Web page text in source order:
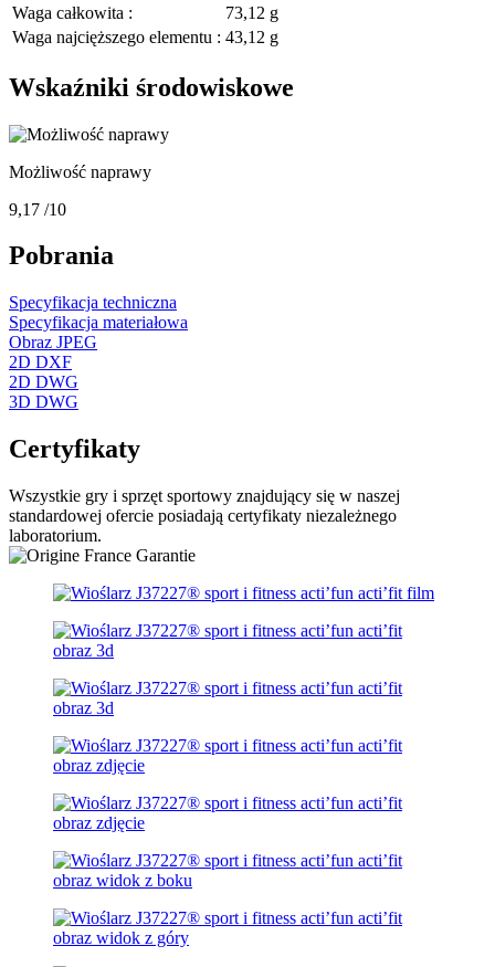
Waga całkowita :
73,12 g
Waga najcięższego elementu : 43,12 g
Wskaźniki środowiskowe
Możliwość naprawy
9,17 /10
Pobrania
Specyfikacja techniczna
Specyfikacja materiałowa
Obraz JPEG
2D DXF
2D DWG
3D DWG
Certyfikaty
Wszystkie gry i sprzęt sportowy znajdujący się w naszej
standardowej ofercie posiadają certyfikaty niezależnego
laboratorium.